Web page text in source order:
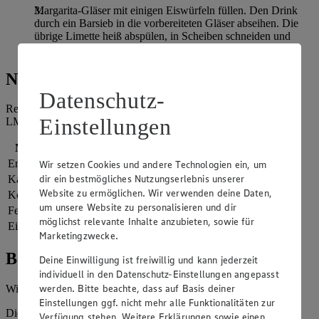
Margarita-Gläser mit einigen Eiswürfeln füllen. Den Drink
durch ein Barsieb in die vorbereiteten Gläser abseihen. Die
übrige Limette heiß abspülen, in Scheiben schneiden und
jeden Drink mit einer Limettenscheibe garnieren. Servieren.
Nährwerte
Referenzmenge für einen durchschnittlichen Erwachsenen laut
LMIV (8.400 kJ/2.000 kcal).
Nährwerte
Energie
1.038 kj (12 %)
Kalorien
248 kcal (12 %)
Kohlenhydrate 28 g
Fett
0 g
Eiweiß
1 g
Bewertung
Wie hat es dir geschmeckt?
Die Bewertung wird automatisch gespeichert
Datenschutz-
Einstellungen
Wir setzen Cookies und andere Technologien ein, um
dir ein bestmögliches Nutzungserlebnis unserer
Website zu ermöglichen. Wir verwenden deine Daten,
um unsere Website zu personalisieren und dir
möglichst relevante Inhalte anzubieten, sowie für
Marketingzwecke.
Deine Einwilligung ist freiwillig und kann jederzeit
individuell in den Datenschutz-Einstellungen angepasst
werden. Bitte beachte, dass auf Basis deiner
Einstellungen ggf. nicht mehr alle Funktionalitäten zur